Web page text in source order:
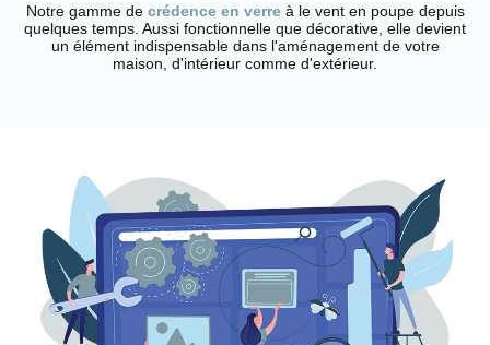
Notre gamme de crédence en verre à le vent en poupe depuis
quelques temps. Aussi fonctionnelle que décorative, elle devient
un élément indispensable dans l'aménagement de votre
maison, d'intérieur comme d'extérieur.